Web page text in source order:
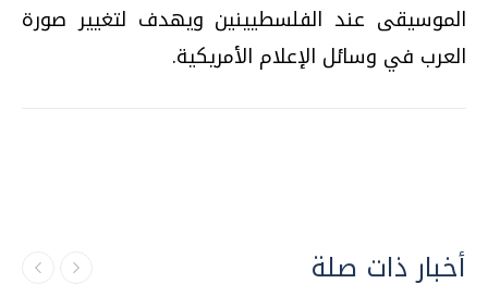
الموسيقى عند الفلسطيينين ويهدف لتغيير صورة
العرب في وسائل الإعلام الأمريكية.
أخبار ذات صلة